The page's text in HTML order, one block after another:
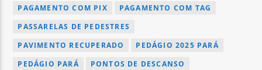
PAGAMENTO COM PIX
PAGAMENTO COM TAG
PASSARELAS DE PEDESTRES
PAVIMENTO RECUPERADO
PEDÁGIO 2025 PARÁ
PEDÁGIO PARÁ
PONTOS DE DESCANSO